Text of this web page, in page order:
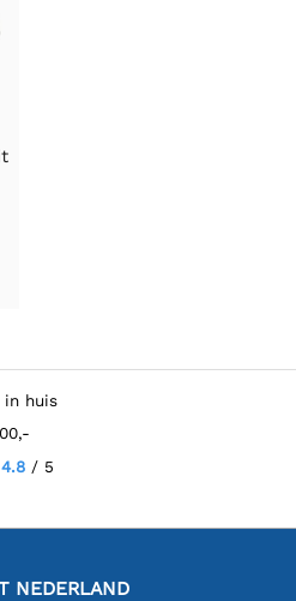
in huis
4.8 / 5
NEDERLAND